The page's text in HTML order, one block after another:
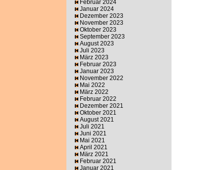
Februar 2024
Januar 2024
Dezember 2023
November 2023
Oktober 2023
September 2023
August 2023
Juli 2023
März 2023
Februar 2023
Januar 2023
November 2022
Mai 2022
März 2022
Februar 2022
Dezember 2021
Oktober 2021
August 2021
Juli 2021
Juni 2021
Mai 2021
April 2021
März 2021
Februar 2021
Januar 2021